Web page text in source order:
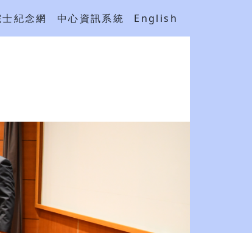
紀念網 中心資訊系統 English